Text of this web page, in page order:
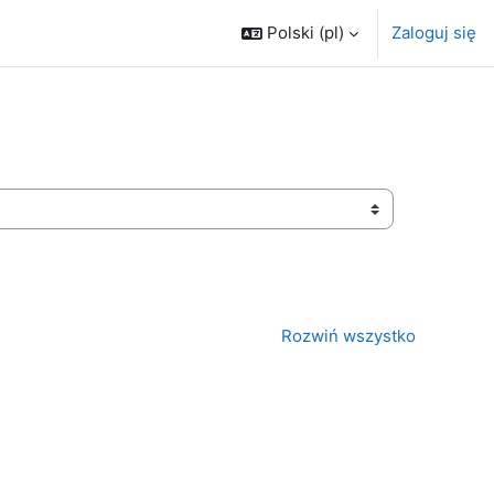
Polski ‎(pl)‎ Zaloguj się
Rozwiń wszystko